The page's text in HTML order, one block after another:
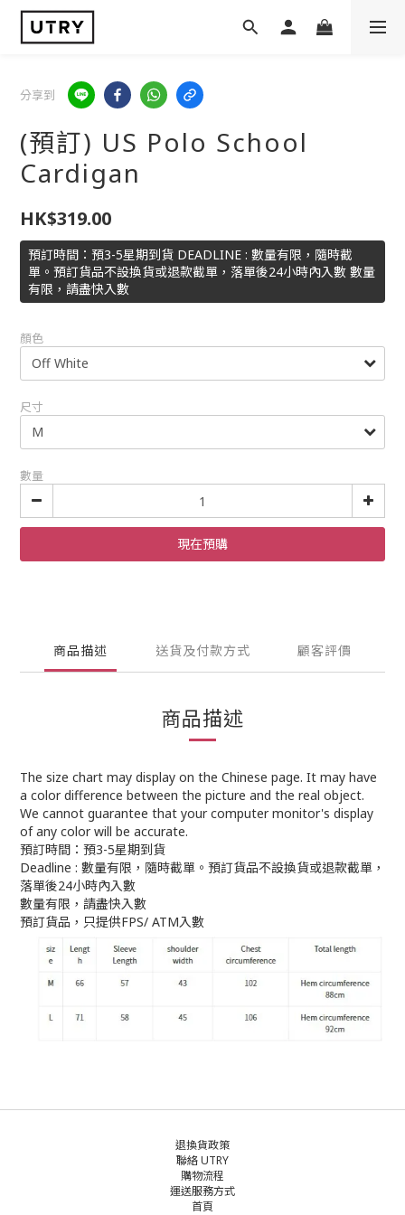
分享到
(預訂) US Polo School
Cardigan
HK$319.00
預訂時間：預3-5星期到貨 DEADLINE : 數量有限，隨時截
單。預訂貨品不設換貨或退款截單，落單後24小時內入數 數量
有限，請盡快入數
顏色
尺寸
數量
現在預購
商品描述 送貨及付款方式 顧客評價
商品描述
The size chart may display on the Chinese page. It may have
a color difference between the picture and the real object.
We cannot guarantee that your computer monitor's display
of any color will be accurate.
預訂時間：預3-5星期到貨
Deadline : 數量有限，隨時截單。預訂貨品不設換貨或退款截單，
落單後24小時內入數
數量有限，請盡快入數
預訂貨品，只提供FPS/ ATM入數
退換貨政策
聯絡 UTRY
購物流程
運送服務方式
首頁